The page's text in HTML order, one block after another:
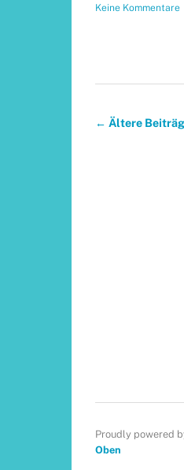
Keine Kommentare
← Ältere
Proudly powered
Oben